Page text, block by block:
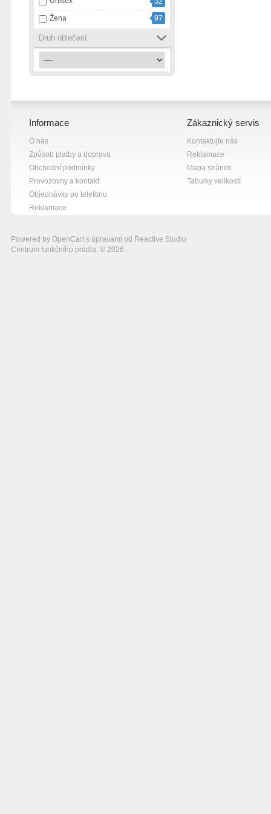
růžová
13
smetanová
1
tmavě modrá
1
2
černá s fialovou
červená
šedá
Žena
97
Druh oblečení
Informace
O nás
Způsob platby a doprava
Obchodní podmínky
Provozovny a kontakt
Objednávky po telefonu
Reklamace
Zákaznický servis
Kontaktujte nás
Reklamace
Mapa stránek
Tabulky velikostí
Powered by OpenCart s úpravami od Reactive Studio
Centrum funkčního prádla, © 2026